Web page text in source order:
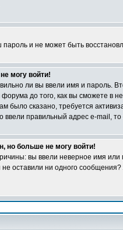
и не может быть
могу войти!
ли вы ввели имя и пароль.
до того, как вы сможете в
было сказано, требуется
ввели правильный адрес e-mail,
но больше не могу войти!
вы ввели неверное имя или
оставили ни одного